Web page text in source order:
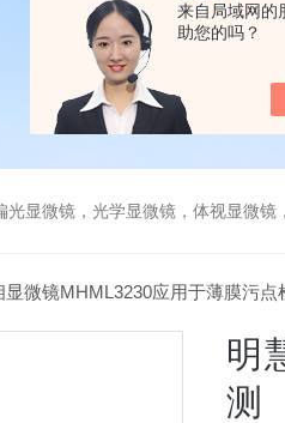
来自局域网的
助您的吗？
显微镜，光学显微镜，体视显微镜
微镜MHML3230应用于薄膜污点
明
测